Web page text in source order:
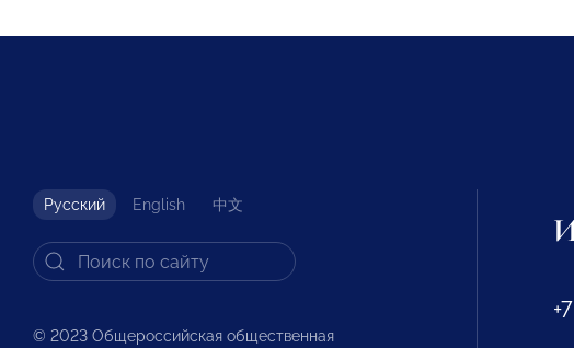
Русский English 中文
© 2023 Общероссийская общественная